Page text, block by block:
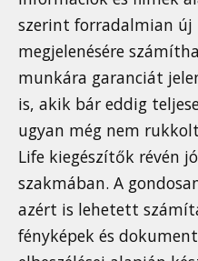
szerint forradalmian új
megjelenésére
munkára garanciát
is, akik bár eddig
ugyan még nem
Life kiegészítők révén
szakmában. A
azért is lehetett
fényképek és